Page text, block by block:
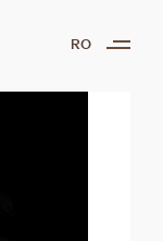
RO